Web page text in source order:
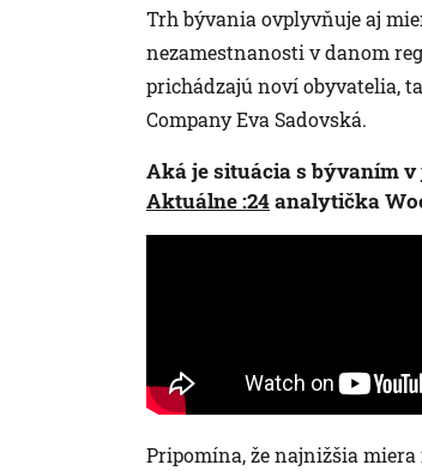
Trh bývania ovplyvňuje aj
nezamestnanosti v danom
prichádzajú noví obyvatelia,
Company Eva Sadovská.
Aká je situácia s bývaním
Aktuálne :24analytička
Pripomína, že najnižšia